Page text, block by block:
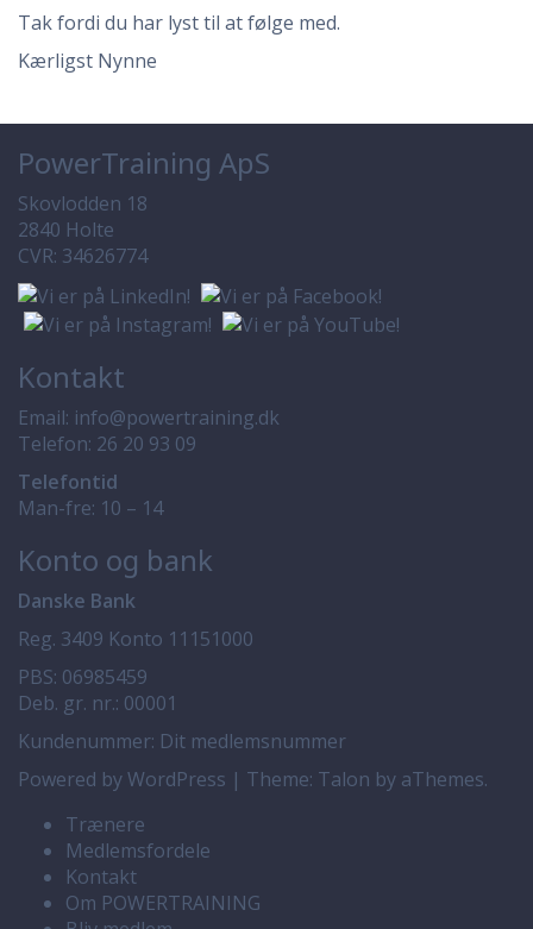
Tak fordi du har lyst til at følge med.
Kærligst Nynne
PowerTraining ApS
Skovlodden 18
2840 Holte
CVR: 34626774
Kontakt
Email: info@powertraining.dk
Telefon: 26 20 93 09
Telefontid
Man-fre: 10 – 14
Konto og bank
Danske Bank
Reg. 3409 Konto 11151000
PBS: 06985459
Deb. gr. nr.: 00001
Kundenummer: Dit medlemsnummer
Powered by WordPress | Theme: Talon by aThemes.
Trænere
Medlemsfordele
Kontakt
Om POWERTRAINING